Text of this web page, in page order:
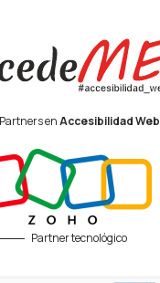
Partners enAccesibilidad Web
Partner tecnológico